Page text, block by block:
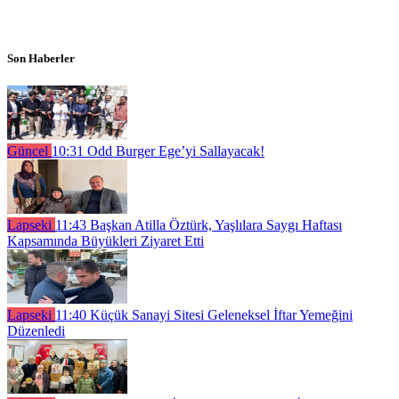
Son Haberler
Güncel 10:31 Odd Burger Ege’yi Sallayacak!
Lapseki 11:43 Başkan Atilla Öztürk, Yaşlılara Saygı Haftası
Kapsamında Büyükleri Ziyaret Etti
Lapseki 11:40 Küçük Sanayi Sitesi Geleneksel İftar Yemeğini
Düzenledi